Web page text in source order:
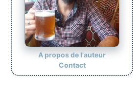
A propos de l'auteur
Contact